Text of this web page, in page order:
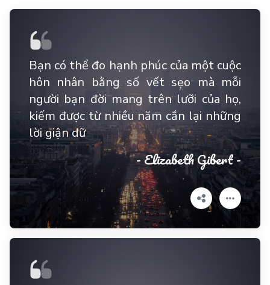
Bạn có thể đo hạnh phúc của một cuộc
hôn nhân bằng số vết sẹo mà mỗi
người bạn đời mang trên lưỡi của họ,
kiếm được từ nhiều năm cắn lại những
lời giận dữ
- Elizabeth Gibert -